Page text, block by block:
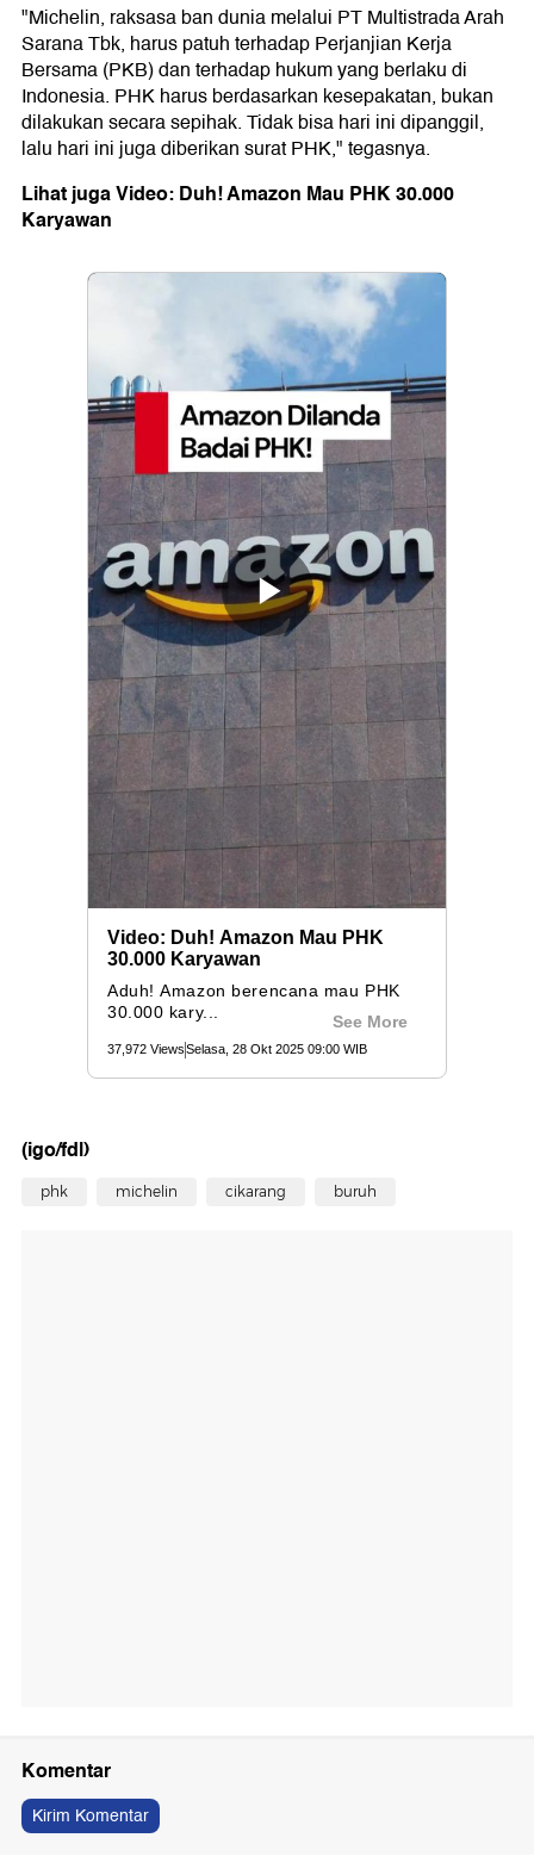
"Michelin, raksasa ban dunia melalui PT Multistrada Arah
Sarana Tbk, harus patuh terhadap Perjanjian Kerja
Bersama (PKB) dan terhadap hukum yang berlaku di
Indonesia. PHK harus berdasarkan kesepakatan, bukan
dilakukan secara sepihak. Tidak bisa hari ini dipanggil,
lalu hari ini juga diberikan surat PHK," tegasnya.
Lihat juga Video: Duh! Amazon Mau PHK 30.000
Karyawan
(igo/fdl)
phk michelin cikarang buruh
Komentar
Kirim Komentar